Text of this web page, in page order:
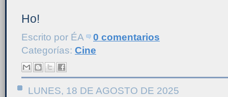
Ho!
Escrito por ÉA
0 comentarios
Categorías: Cine
LUNES, 18 DE AGOSTO DE 2025